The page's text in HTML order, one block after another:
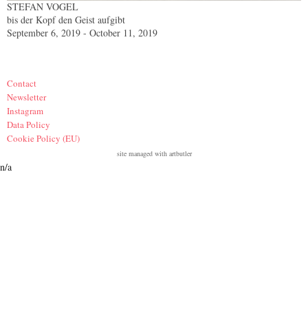
STEFAN VOGEL
bis der Kopf den Geist aufgibt
September 6, 2019 - October 11, 2019
Contact
Newsletter
Instagram
Data Policy
Cookie Policy (EU)
site managed with artbutler
n/a